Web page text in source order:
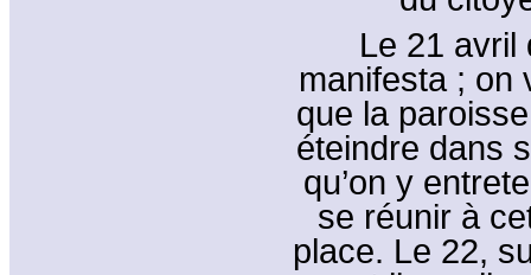
Le 21 avril
manifesta ; on
que la
éteindre dans
qu’on y
se réunir à
place. Le 22,